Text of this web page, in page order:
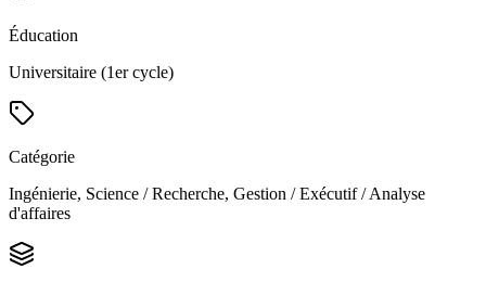
Éducation
Universitaire (1er cycle)
Catégorie
Ingénierie, Science / Recherche, Gestion / Exécutif / Analyse
d'affaires